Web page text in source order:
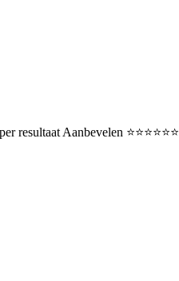
resultaat Aanbevelen ⭐️⭐️⭐️⭐️⭐️⭐️